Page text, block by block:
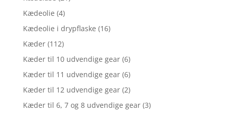
Kædeolie (4)
Kædeolie i drypflaske (16)
Kæder (112)
Kæder til 10 udvendige gear (6)
Kæder til 11 udvendige gear (6)
Kæder til 12 udvendige gear (2)
Kæder til 6, 7 og 8 udvendige gear (3)